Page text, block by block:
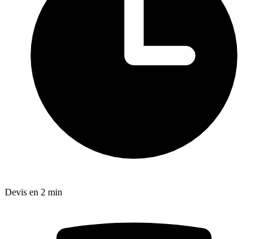
Devis en 2 min